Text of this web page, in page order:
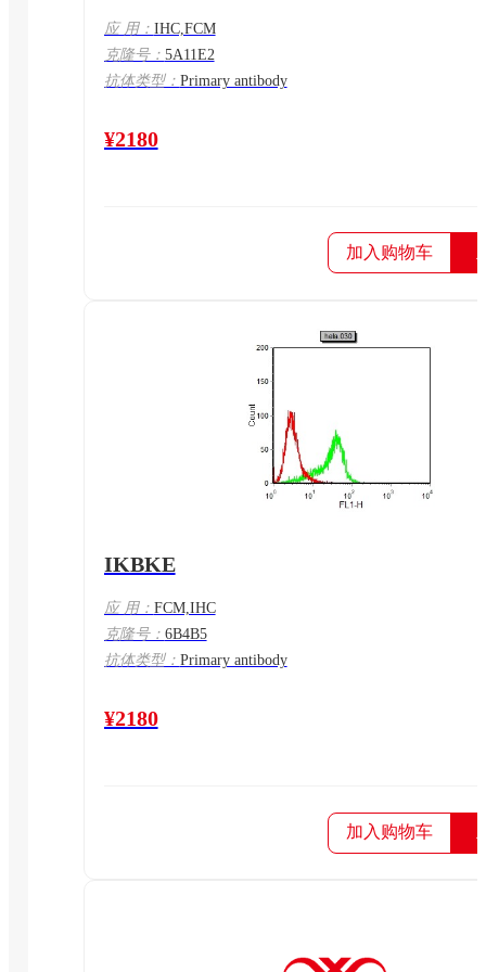
应 用： IHC,FCM
克隆号： 5A11E2
抗体类型： Primary antibody
¥2180
加入购物车
IKBKE
应 用： FCM,IHC
克隆号： 6B4B5
抗体类型： Primary antibody
¥2180
加入购物车